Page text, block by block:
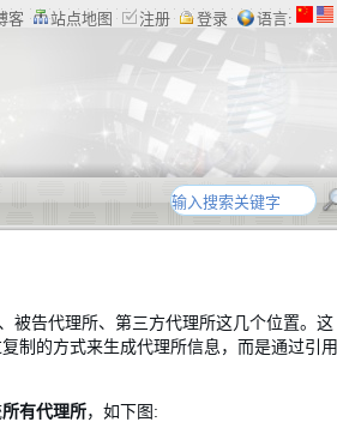
被告代理所、第三方代理所这几个位置。这
制的方式来生成代理所信息，而是通过引用
所有代理所，如下图:
客 站点地图 注册 登录 语言: